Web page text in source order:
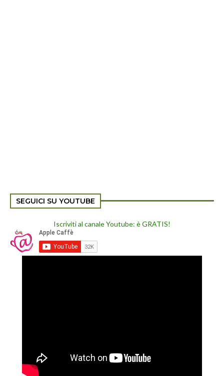
SEGUICI SU YOUTUBE
Iscriviti al canale Youtube: è GRATIS!